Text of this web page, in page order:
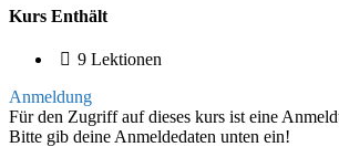
Kurs Enthält
9 Lektionen
Anmeldung
Für den Zugriff auf dieses kurs ist eine
Bitte gib deine Anmeldedaten unten ein!